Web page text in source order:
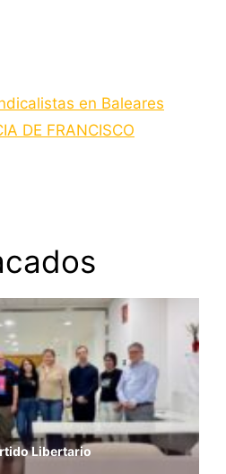
en Baleares
DE FRANCISCO
Libertario